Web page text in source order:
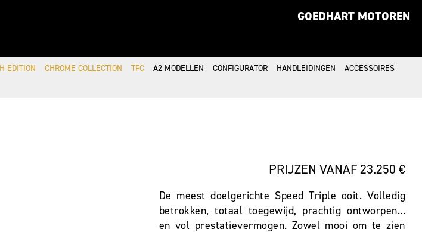
GOEDHART MOTOREN
EDITION CHROME COLLECTION TFC A2 MODELLEN CONFIGURATOR HANDLEIDINGEN
ACCESSOIRES
PRIJZEN VANAF 23.250 €
De meest doelgerichte Speed Triple ooit. Volledig
betrokken, totaal toegewijd, prachtig ontworpen...
en vol prestatievermogen. Zowel mooi om te zien